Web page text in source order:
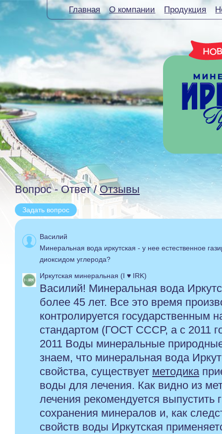
Главная О компании Продукция
Вопрос - Ответ /Отзывы
Задать вопрос
Василий
Минеральная вода иркутская - у нее естественное
диоксидом углерода?
Иркутская минеральная (I ♥ IRK)
Василий! Минеральная вода
более 45 лет. Все это время
контролируется государственным
стандартом (ГОСТ СССР, а с 2011
2011 Воды минеральные
знаем, что минеральная вода
свойства, существует методика
воды для лечения. Как видно из
лечения рекомендуется выпустить
сохранения минералов и, как
свойств воды Иркутская